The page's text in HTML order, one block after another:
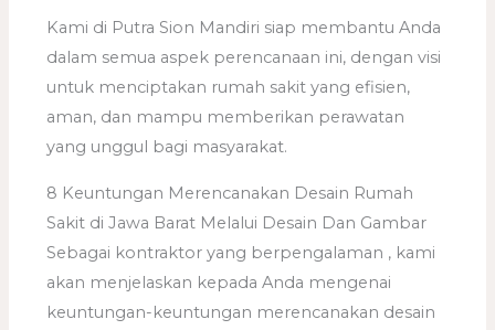
Kami di Putra Sion Mandiri siap membantu Anda
dalam semua aspek perencanaan ini, dengan visi
untuk menciptakan rumah sakit yang efisien,
aman, dan mampu memberikan perawatan
yang unggul bagi masyarakat.
8 Keuntungan Merencanakan Desain Rumah
Sakit di Jawa Barat Melalui Desain Dan Gambar
Sebagai kontraktor yang berpengalaman , kami
akan menjelaskan kepada Anda mengenai
keuntungan-keuntungan merencanakan desain